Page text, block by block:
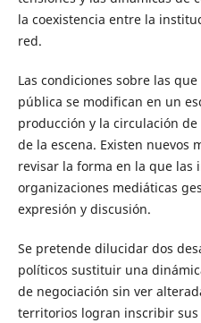
la coexistencia entre la
red.
Las condiciones sobre las
pública se modifican en un
producción y la circulación
de la escena. Existen nuevos
revisar la forma en la que las
organizaciones mediáticas
expresión y discusión.
Se pretende dilucidar dos
políticos sustituir una
de negociación sin ver
territorios logran inscribir